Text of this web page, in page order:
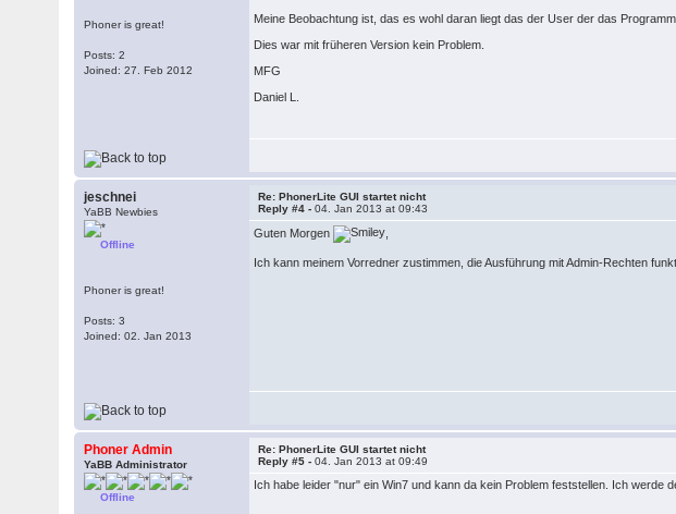
Phoner is great!
Posts: 2
Joined: 27. Feb 2012
Meine Beobachtung ist, das es wohl daran liegt das der User der das
Dies war mit früheren Version kein Problem.
MFG
Daniel L.
jeschnei
YaBB Newbies
Offline
Phoner is great!
Posts: 3
Joined: 02. Jan 2013
Re: PhonerLite GUI startet nicht
Reply #4 -04. Jan 2013 at 09:43
Guten Morgen
Ich kann meinem Vorredner zustimmen, die Ausführung mit Admin-Rechten
Phoner Admin
YaBB Administrator
Offline
Re: PhonerLite GUI startet nicht
Reply #5 -04. Jan 2013 at 09:49
Ich habe leider "nur" ein Win7 und kann da kein Problem feststellen. Ich werde